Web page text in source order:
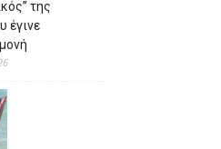
της
έγινε